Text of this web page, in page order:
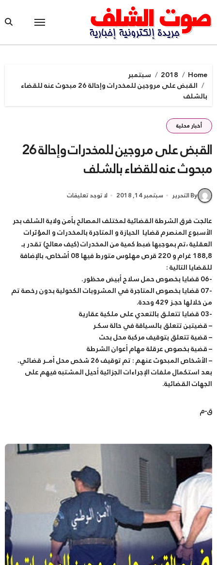
to
content
Home
2018
سبتمبر
القبض على مروجين للمخدرات وإحالة 26 مبحوث عنه للقضاء
بالشلف
أخبار محلية
القبض على مروجين للمخدرات وإحالة 26
مبحوث عنه للقضاء بالشلف
By التحرير سبتمبر 14, 2018 لا توجد تعليقات
عالجت فرق الشرطة القضائية لمختلف المصالح بأمن ولاية الشلف بحر
الأسبوع المنصرم قضايا الحيازة و المتاجرة بالمخدرات و المؤثرات
العقلية ،تم بموجبها ضبط كمية من المخدرات (كيف معالج) تقدر بـ
188,8 غرام و 220 قرص مهلوس متورط فيها 08 أشخاص، بالإضافة
للقضايا التالية :
-06 قضايا بخصوص حمل سلاح أبيض محظور.
-07 قضايا بخصوص المتاجرة في المشروبات الكحولية بدون رخصة تم
من خلالها حجـز 429 وحدة.
-03 قضايا تتعلـق بالتعدي على ملكية عقارية
– قضيتين تتعلق بالسياقة في حالة سكـر
– قضية تتعلق بتوقيف مركبة محل بحث
– قضية بخصوص عرقلة مهام أعوان الشرطة
– الأشخاص المبحوث عنهم : تم توقيف 26 شخص محل أمــر قضائي.
بعد استكمال ملفات الإجراءات الجزائية أحيل المشتبه فيهم على
الجهات القضائية.
ق-م